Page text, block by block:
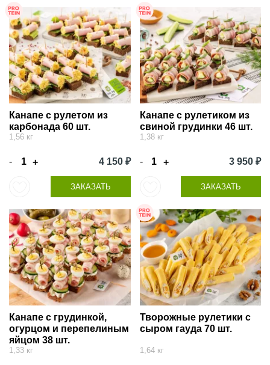
Канапе с рулетом из
карбонада 60 шт.
1,56 кг
- + 4 150 ₽
ЗАКАЗАТЬ
Канапе с рулетиком из
свиной грудинки 46 шт.
1,38 кг
- + 3 950 ₽
ЗАКАЗАТЬ
Канапе с грудинкой,
огурцом и перепелиным
яйцом 38 шт.
1,33 кг
Творожные рулетики с
сыром гауда 70 шт.
1,64 кг